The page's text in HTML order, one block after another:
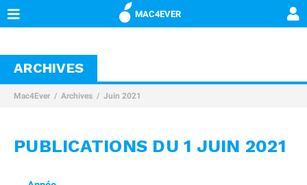
MAC4EVER
ARCHIVES
Mac4Ever Archives Juin 2021
PUBLICATIONS DU 1 JUIN 2021